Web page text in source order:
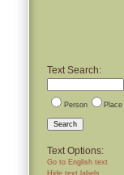
Text Search:
Person Place
Search
Text Options:
Go to English text
Hide text labels